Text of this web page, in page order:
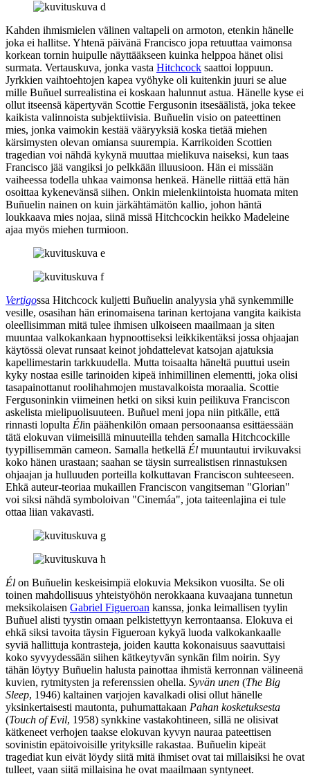
Kahden ihmismielen välinen valtapeli on armoton, etenkin hänelle
joka ei hallitse. Yhtenä päivänä Francisco jopa retuuttaa vaimonsa
korkean tornin huipulle näyttääkseen kuinka helppoa hänet olisi
surmata. Vertauskuva, jonka vasta Hitchcock saattoi loppuun.
Jyrkkien vaihtoehtojen kapea vyöhyke oli kuitenkin juuri se alue
mille Buñuel surrealistina ei koskaan halunnut astua. Hänelle kyse ei
ollut itseensä käpertyvän Scottie Fergusonin itsesäälistä, joka tekee
kaikista valinnoista subjektiivisia. Buñuelin visio on pateettinen
mies, jonka vaimokin kestää vääryyksiä koska tietää miehen
kärsimysten olevan omiansa suurempia. Karrikoiden Scottien
tragedian voi nähdä kykynä muuttaa mielikuva naiseksi, kun taas
Francisco jää vangiksi jo pelkkään illuusioon. Hän ei missään
vaiheessa todella uhkaa vaimonsa henkeä. Hänelle riittää että hän
osoittaa kykenevänsä siihen. Onkin mielenkiintoista huomata miten
Buñuelin nainen on kuin järkähtämätön kallio, johon häntä
loukkaava mies nojaa, siinä missä Hitchcockin heikko Madeleine
ajaa myös miehen turmioon.
Vertigossa Hitchcock kuljetti Buñuelin analyysia yhä synkemmille
vesille, osasihan hän erinomaisena tarinan kertojana vangita kaikista
oleellisimman mitä tulee ihmisen ulkoiseen maailmaan ja siten
muuntaa valkokankaan hypnoottiseksi leikkikentäksi jossa ohjaajan
käytössä olevat runsaat keinot johdattelevat katsojan ajatuksia
kapellimestarin tarkkuudella. Mutta toisaalta häneltä puuttui usein
kyky nostaa esille tarinoiden kipeä inhimillinen elementti, joka olisi
tasapainottanut roolihahmojen mustavalkoista moraalia. Scottie
Fergusoninkin viimeinen hetki on siksi kuin peilikuva Franciscon
askelista mielipuolisuuteen. Buñuel meni jopa niin pitkälle, että
rinnasti lopulta Élin päähenkilön omaan persoonaansa esittäessään
tätä elokuvan viimeisillä minuuteilla tehden samalla Hitchcockille
tyypillisemmän cameon. Samalla hetkellä Él muuntautui irvikuvaksi
koko hänen urastaan; saahan se täysin surrealistisen rinnastuksen
ohjaajan ja hulluuden porteilla kolkuttavan Franciscon suhteeseen.
Ehkä auteur-teoriaa mukaillen Franciscon vangitseman "Glorian"
voi siksi nähdä symboloivan "Cinemáa", jota taiteenlajina ei tule
ottaa liian vakavasti.
Él on Buñuelin keskeisimpiä elokuvia Meksikon vuosilta. Se oli
toinen mahdollisuus yhteistyöhön nerokkaana kuvaajana tunnetun
meksikolaisen Gabriel Figueroan kanssa, jonka leimallisen tyylin
Buñuel alisti tyystin omaan pelkistettyyn kerrontaansa. Elokuva ei
ehkä siksi tavoita täysin Figueroan kykyä luoda valkokankaalle
syviä hallittuja kontrasteja, joiden kautta kokonaisuus saavuttaisi
koko syvyydessään siihen kätkeytyvän synkän film noirin. Syy
tähän löytyy Buñuelin halusta painottaa ihmistä kerronnan välineenä
kuvien, rytmitysten ja referenssien ohella. Syvän unen (The Big
Sleep, 1946) kaltainen varjojen kavalkadi olisi ollut hänelle
yksinkertaisesti mautonta, puhumattakaan Pahan kosketuksesta
(Touch of Evil, 1958) synkkine vastakohtineen, sillä ne olisivat
kätkeneet verhojen taakse elokuvan kyvyn nauraa pateettisen
sovinistin epätoivoisille yrityksille rakastaa. Buñuelin kipeät
tragediat kun eivät löydy siitä mitä ihmiset ovat tai millaisiksi he ovat
tulleet, vaan siitä millaisina he ovat maailmaan syntyneet.